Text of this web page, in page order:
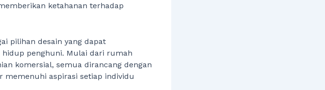
ketahanan terhadap
pilihan desain yang dapat
hidup penghuni. Mulai dari rumah
komersial, semua dirancang dengan
memenuhi aspirasi setiap individu